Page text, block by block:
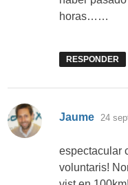
horas……
RESPONDER
Jaume dice:
24
espectacular
voluntaris!